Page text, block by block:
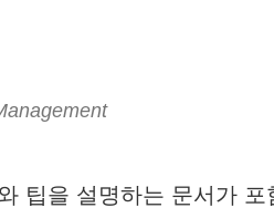
팁을 설명하는 문서가